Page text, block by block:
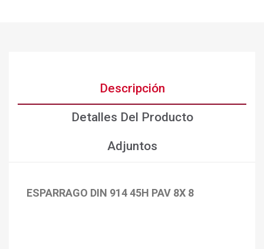
Descripción
Detalles Del Producto
Adjuntos
ESPARRAGO DIN 914 45H PAV 8X 8